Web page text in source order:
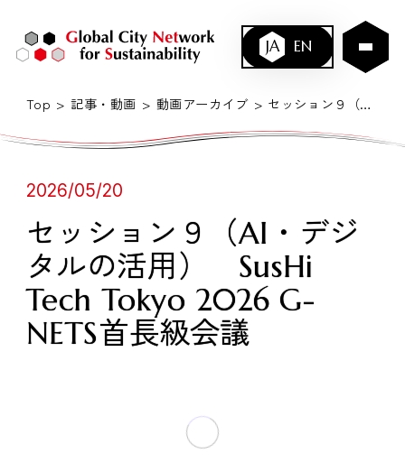
JA EN
Top 記事・動画 動画アーカイブ セッション９（AI・デジタルの活用） SusHi Tech Tokyo 2026 G-NETS首長級会議
2026/05/20
セッション９（AI・デジ
タルの活用） SusHi
Tech Tokyo 2026 G-
NETS首長級会議